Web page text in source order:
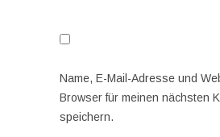
Name, E-Mail-Adresse und
Browser für meinen nächsten
speichern.